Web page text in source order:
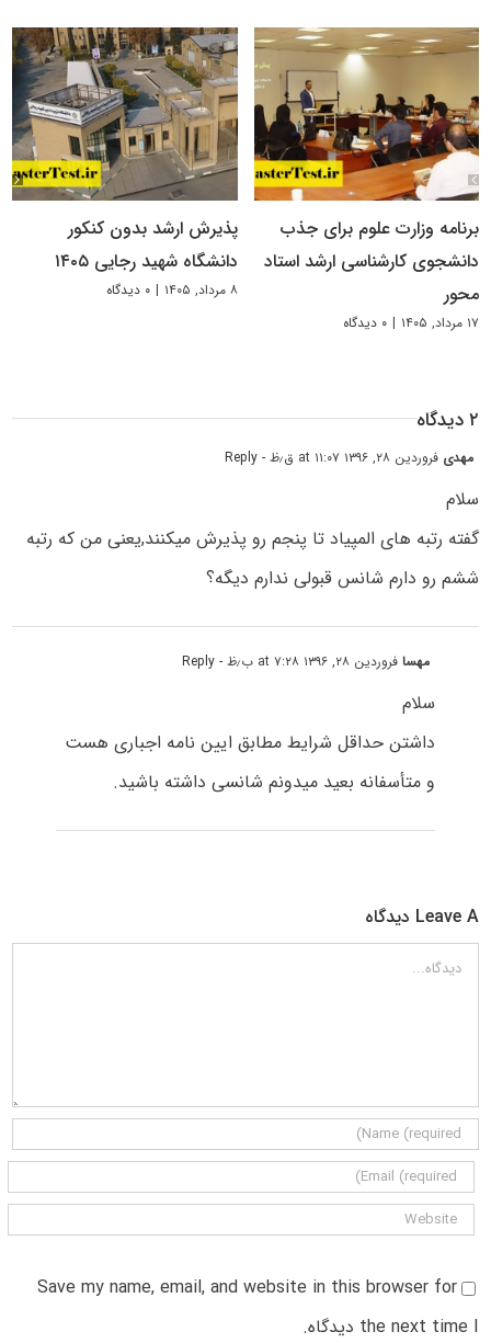
برنامه وزارت علوم برای جذب
دانشجوی کارشناسی ارشد استاد
محور
۱۷ مرداد, ۱۴۰۵ | ۰ دیدگاه
پذیرش ارشد بدون کنکور
دانشگاه شهید رجایی ۱۴۰۵
۸ مرداد, ۱۴۰۵ | ۰ دیدگاه
۲ دیدگاه
مهدی فروردین ۲۸, ۱۳۹۶ at ۱۱:۰۷ ق٫ظ - Reply
سلام
گفته رتبه های المپیاد تا پنجم رو پذیرش میکنند,یعنی من که رتبه
ششم رو دارم شانس قبولی ندارم دیگه؟
مهسافروردین ۲۸, ۱۳۹۶ at ۷:۲۸ ب٫ظ - Reply
سلام
داشتن حداقل شرایط مطابق ایین نامه اجباری هست
و متأسفانه بعید میدونم شانسی داشته باشید.
Leave A دیدگاه
دیدگاه
Save my name, email, and website in this browser for
the next time I دیدگاه.